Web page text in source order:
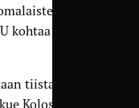
kohtaa toisessa
tiistaina
Kolos